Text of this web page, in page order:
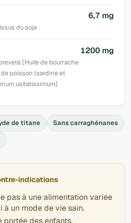
du soja
6,7 mg
[Huile de bourrache
poisson (sardine et
usitatissimum]
1200 mg
de titane
Sans carraghénanes
indications
pas à une alimentation variée
à un mode de vie sain.
portée des enfants.